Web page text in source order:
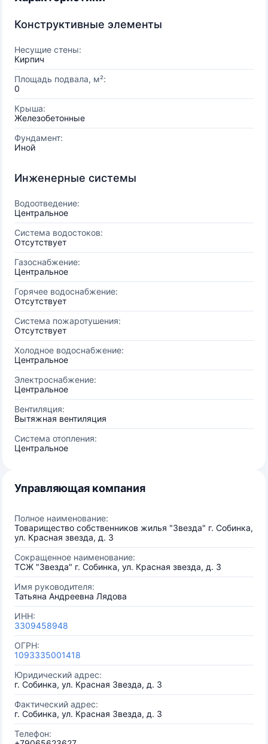
Конструктивные элементы
Несущие стены:
Кирпич
Площадь подвала, м²:
0
Крыша:
Железобетонные
Фундамент:
Иной
Инженерные системы
Водоотведение:
Центральное
Система водостоков:
Отсутствует
Газоснабжение:
Центральное
Горячее водоснабжение:
Отсутствует
Система пожаротушения:
Отсутствует
Холодное водоснабжение:
Центральное
Электроснабжение:
Центральное
Вентиляция:
Вытяжная вентиляция
Система отопления:
Центральное
Управляющая компания
Полное наименование:
Товарищество собственников жилья "Звезда" г. Собинка,
ул. Красная звезда, д. 3
Сокращенное наименование:
ТСЖ "Звезда" г. Собинка, ул. Красная звезда, д. 3
Имя руководителя:
Татьяна Андреевна Лядова
ИНН:
3309458948
ОГРН:
1093335001418
Юридический адрес:
г. Собинка, ул. Красная Звезда, д. 3
Фактический адрес:
г. Собинка, ул. Красная Звезда, д. 3
Телефон: